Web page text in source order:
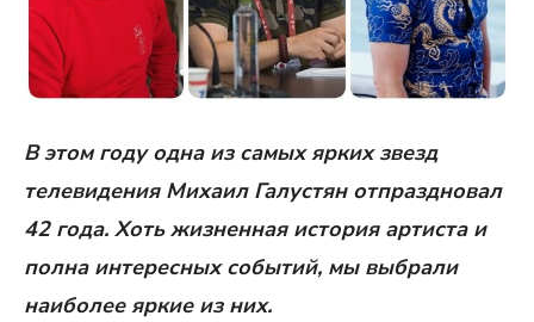
В этом году одна из самых ярких звезд
телевидения Михаил Галустян отпраздновал
42 года. Хоть жизненная история артиста и
полна интересных событий, мы выбрали
наиболее яркие из них.